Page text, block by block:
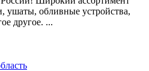
ушаты, обливные устройства,
другое. ...